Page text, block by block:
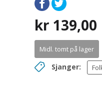
kr 139,00
Midl. tomt på lager
Sjanger: